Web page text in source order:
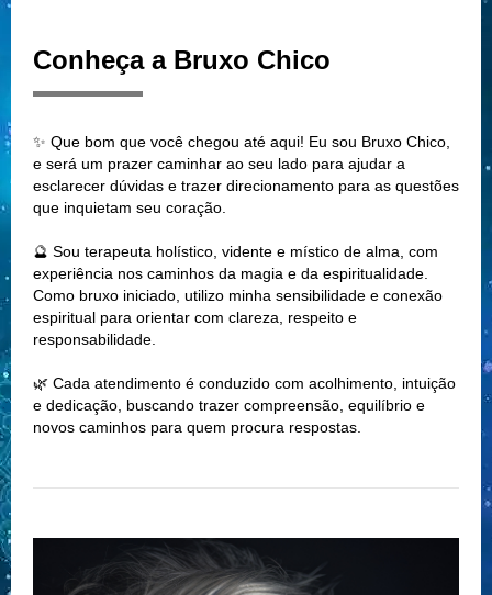
Conheça a Bruxo Chico
✨ Que bom que você chegou até aqui! Eu sou Bruxo Chico,
e será um prazer caminhar ao seu lado para ajudar a
esclarecer dúvidas e trazer direcionamento para as questões
que inquietam seu coração.
🔮 Sou terapeuta holístico, vidente e místico de alma, com
experiência nos caminhos da magia e da espiritualidade.
Como bruxo iniciado, utilizo minha sensibilidade e conexão
espiritual para orientar com clareza, respeito e
responsabilidade.
🌿 Cada atendimento é conduzido com acolhimento, intuição
e dedicação, buscando trazer compreensão, equilíbrio e
novos caminhos para quem procura respostas.